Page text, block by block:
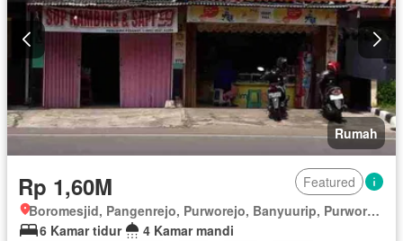
Rumah
Rp 1,60M
Featured
Boromesjid, Pangenrejo, Purworejo, Banyuurip, Purworejo, Jawa Tengah
6 Kamar tidur
4 Kamar mandi